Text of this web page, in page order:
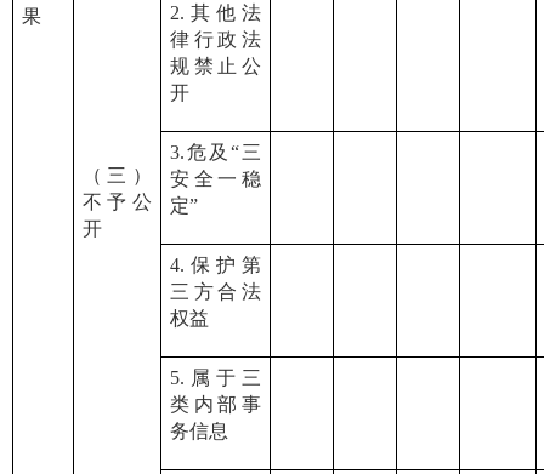
果
（三）
不予公
开
2.其他法
律行政法
规禁止公
开
3.危及“三
安全一稳
定”
4.保护第
三方合法
权益
5.属于三
类内部事
务信息